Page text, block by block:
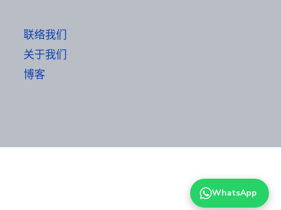
言
联络我们
关于我们
博客
WhatsApp